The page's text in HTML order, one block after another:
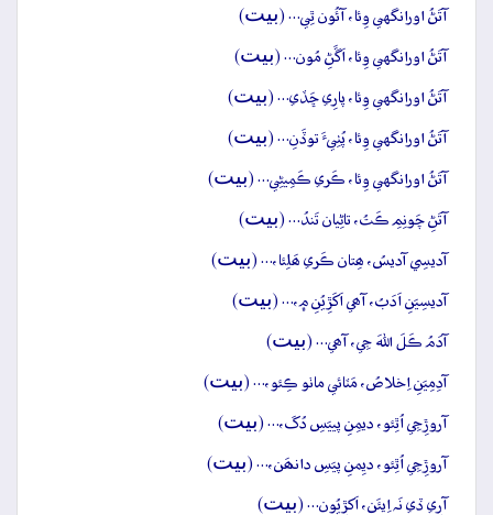
آتَڻُ اورانگهي وِئا، آئُون ٿِي… (بيت)
آتَڻُ اورانگهي وِئا، اَڱَڻِ مُون… (بيت)
آتَڻُ اورانگهي وِئا، پارِي ڇَڏي… (بيت)
آتَڻُ اورانگهي وِئا، پُٺِيءَ توڏَنِ… (بيت)
آتَڻُ اورانگهي وِئا، ڪَري ڪَمِيڻِي… (بيت)
آتَڻِ چَونِمِ ڪَتُ، تاڻِيان تَندُ… (بيت)
آديسِي آديسُ، ھِتان ڪَري ھَلِئا،… (بيت)
آديسِيَنِ اَدَبُ، آھي اَکَڙِيُنِ ۾،… (بيت)
آدَمُ ڪَلَ اللهَ جِي، آھي… (بيت)
آدِمِيَنِ اِخلاصُ، مَٽائي ماٺو ڪِئو،… (بيت)
آروڙِجِي اُٿِئو، ديمِنِ پييَسِ دُکَ،… (بيت)
آروڙِجِي اُٿِئو، ديِمنِ پيَسِ دانھَن،… (بيت)
آرِي ڏي نَہ اِيئَن، اَکڙِيُون… (بيت)